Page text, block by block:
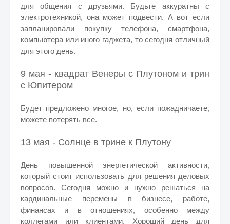
для общения с друзьями. Будьте аккуратны с
электротехникой, она может подвести. А вот если
запланировали покупку телефона, смартфона,
компьютера или иного гаджета, то сегодня отличный
для этого день.
9 мая - квадрат Венеры с Плутоном и трин
с Юпитером
Будет предложено многое, но, если пожадничаете,
можете потерять все.
13 мая - Солнце в трине к Плутону
День повышенной энергетической активности,
который стоит использовать для решения деловых
вопросов. Сегодня можно и нужно решаться на
кардинальные перемены в бизнесе, работе,
финансах и в отношениях, особенно между
коллегами или клиентами. Хороший день для